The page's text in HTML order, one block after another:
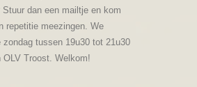
Stuur dan een mailtje en kom
repetitie meezingen. We
zondag tussen 19u30 tot 21u30
OLV Troost. Welkom!